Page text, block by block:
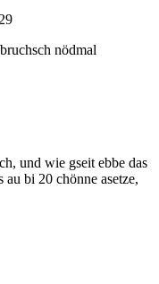
nödmal
und wie gseit ebbe das
bi 20 chönne asetze,